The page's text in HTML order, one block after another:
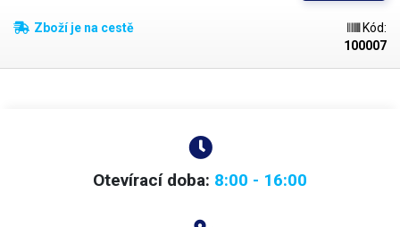
Zboží je na cestě
Kód:
100007
Otevírací doba: 8:00 - 16:00